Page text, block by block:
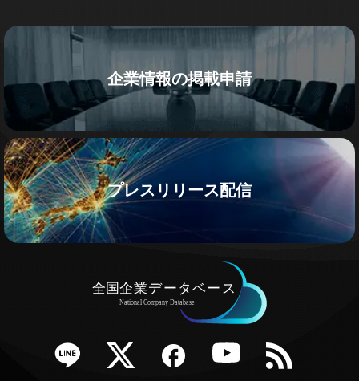
企業情報の掲載申請
プレスリリース配信
Twitter Facebook YouTube RSS